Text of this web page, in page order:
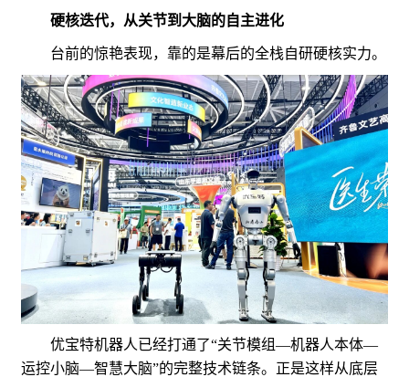
硬核迭代，从关节到大脑的自主进化
台前的惊艳表现，靠的是幕后的全栈自研硬核实力。
优宝特机器人已经打通了“关节模组—机器人本体—
运控小脑—智慧大脑”的完整技术链条。正是这样从底层